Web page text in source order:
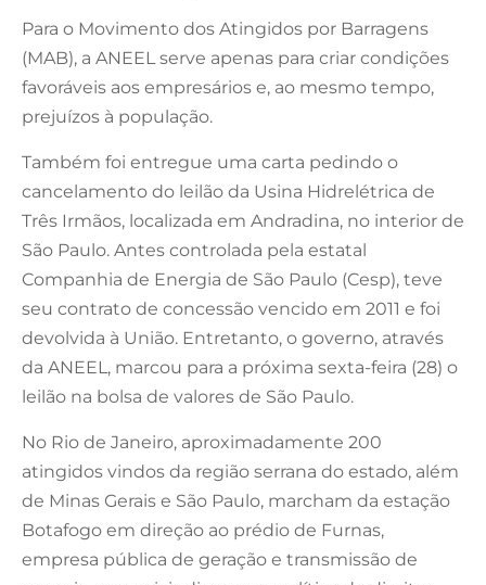
Para o Movimento dos Atingidos por Barragens
(MAB), a ANEEL serve apenas para criar condições
favoráveis aos empresários e, ao mesmo tempo,
prejuízos à população.
Também foi entregue uma carta pedindo o
cancelamento do leilão da Usina Hidrelétrica de
Três Irmãos, localizada em Andradina, no interior de
São Paulo. Antes controlada pela estatal
Companhia de Energia de São Paulo (Cesp), teve
seu contrato de concessão vencido em 2011 e foi
devolvida à União. Entretanto, o governo, através
da ANEEL, marcou para a próxima sexta-feira (28) o
leilão na bolsa de valores de São Paulo.
No Rio de Janeiro, aproximadamente 200
atingidos vindos da região serrana do estado, além
de Minas Gerais e São Paulo, marcham da estação
Botafogo em direção ao prédio de Furnas,
empresa pública de geração e transmissão de